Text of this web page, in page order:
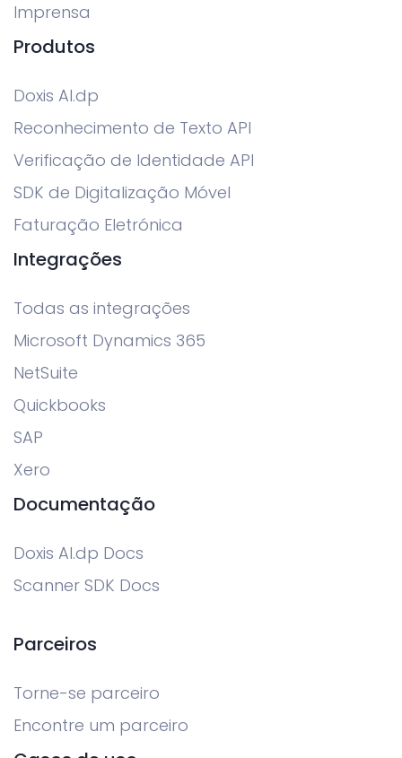
Imprensa
Produtos
Doxis AI.dp
Reconhecimento de Texto API
Verificação de Identidade API
SDK de Digitalização Móvel
Faturação Eletrónica
Integrações
Todas as integrações
Microsoft Dynamics 365
NetSuite
Quickbooks
SAP
Xero
Documentação
Doxis AI.dp Docs
Scanner SDK Docs
Parceiros
Torne-se parceiro
Encontre um parceiro